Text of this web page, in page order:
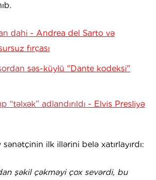
dahi - Andrea del Sarto və
fırçası
səs-küylü "Dante kodeksi"
“təlxək” adlandırıldı - Elvis Presliyə
ilk illərini belə xatırlayırdı:
şəkil çəkməyi çox sevərdi, bu